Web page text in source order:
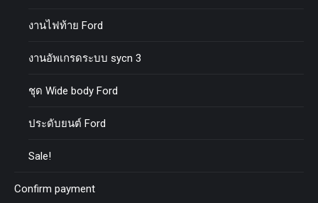
งานไฟท้าย Ford
งานอัพเกรดระบบ sycn 3
ชุด Wide body Ford
ประดับยนต์ Ford
Sale!
Confirm payment